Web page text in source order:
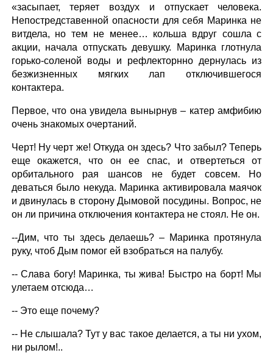
«засыпает, теряет воздух и отпускает человека.
Непостредставенной опасности для себя Маринка не
витдела, но тем не менее… кольша вдруг сошла с
акции, начала отпускать девушку. Маринка глотнула
горько-соленой воды и рефлекторнно дернулась из
безжизненных мягких лап отключившегося
контактера.
Первое, что она увидела вынырнув – катер амфибию
очень знакомых очертаний.
Черт! Ну черт же! Откуда он здесь? Что забыл? Теперь
еще окажется, что он ее спас, и отвертеться от
орбитального рая шансов не будет совсем. Но
деваться было некуда. Маринка активировала маячок
и двинулась в сторону Дымовой посудины. Вопрос, не
он ли причина отключения контактера не стоял. Не он.
--Дим, что ты здесь делаешь? – Маринка протянула
руку, чтоб Дым помог ей взобраться на палубу.
-- Слава богу! Маринка, ты жива! Быстро на борт! Мы
улетаем отсюда…
-- Это еще почему?
-- Не слышала? Тут у вас такое делается, а ты ни ухом,
ни рылом!..